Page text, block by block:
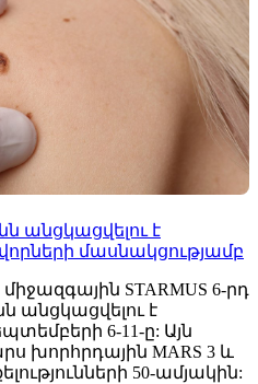
անցկացվելու է
մասնակցությամբ
STARMUS 6-րդ
անցկացվելու է
6-11-ը: Այն
խորհրդային MARS 3 և
50-ամյակին: